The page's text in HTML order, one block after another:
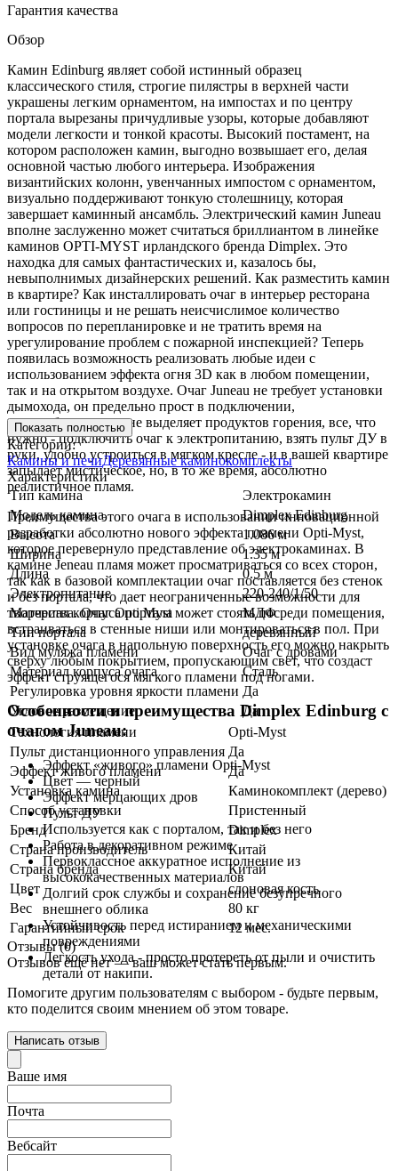
Гарантия качества
Обзор
Камин Edinburg являет собой истинный образец
классического стиля, строгие пилястры в верхней части
украшены легким орнаментом, на импостах и по центру
портала вырезаны причудливые узоры, которые добавляют
модели легкости и тонкой красоты. Высокий постамент, на
котором расположен камин, выгодно возвышает его, делая
основной частью любого интерьера. Изображения
византийских колонн, увенчанных импостом с орнаментом,
визуально поддерживают тонкую столешницу, которая
завершает каминный ансамбль. Электрический камин Juneau
вполне заслуженно может считаться бриллиантом в линейке
каминов OPTI-MYST ирландского бренда Dimplex. Это
находка для самых фантастических и, казалось бы,
невыполнимых дизайнерских решений. Как разместить камин
в квартире? Как инсталлировать очаг в интерьер ресторана
или гостиницы и не решать неисчислимое количество
вопросов по перепланировке и не тратить время на
урегулирование проблем с пожарной инспекцией? Теперь
появилась возможность реализовать любые идеи с
использованием эффекта огня 3D как в любом помещении,
так и на открытом воздухе. Очаг Juneau не требует установки
дымохода, он предельно прост в подключении,
пожаробезопасен и не выделяет продуктов горения, все, что
нужно - подключить очаг к электропитанию, взять пульт ДУ в
руки, удобно устроиться в мягком кресле - и в вашей квартире
запылает мистическое, но, в то же время, абсолютно
реалистичное пламя.
Преимущества этого очага в использовании инновационной
разработки абсолютно нового эффекта пламени Opti-Myst,
которое перевернуло представление об электрокаминах. В
камине Jeneau пламя может просматриваться со всех сторон,
так как в базовой комплектации очаг поставляется без стенок
и без портала, что дает неограниченные возможности для
творчества. Очаг Opti Myst может стоять посреди помещения,
встраиваться в стенные ниши или монтироваться в пол. При
установке очага в напольную поверхность его можно накрыть
сверху любым покрытием, пропускающим свет, что создаст
эффект струящегося мягкого пламени под ногами.
Особенности и преимущества Dimplex Edinburg с
очагом Juneau:
Эффект «живого» пламени Opti-Myst
Цвет — черный
Эффект мерцающих дров
Пульт ДУ
Используется как с порталом, так и без него
Работа в декоративном режиме
Первоклассное аккуратное исполнение из
высококачественных материалов
Долгий срок службы и сохранение безупречного
внешнего облика
Устойчивость перед истиранием и механическими
повреждениями
Легкость ухода - просто протереть от пыли и очистить
детали от накипи.
Показать полностью
Категории:
Камины и печиДеревянные каминокомплекты
Характеристики
Тип камина
Электрокамин
Модель камина
Dimplex Edinburg
Высота
1.086 м
Ширина
1.35 м
Длина
0.5 м
Электропитание
220-240/1/50
Материал корпуса портала
МДФ
Тип портала
деревянный
Вид муляжа пламени
Очаг с дровами
Материал корпуса очага
Сталь
Регулировка уровня яркости пламени Да
Угловое размещение
Да
Технология пламени
Opti-Myst
Пульт дистанционного управления Да
Эффект живого пламени
Да
Установка камина
Каминокомплект (дерево)
Способ установки
Пристенный
Бренд
Dimplex
Страна производитель
Китай
Страна бренда
Китай
Цвет
слоновая кость
Вес
80 кг
Гарантийный срок
12 мес.
Отзывы (0)
Отзывов ещё нет — ваш может стать первым.
Помогите другим пользователям с выбором - будьте первым,
кто поделится своим мнением об этом товаре.
Написать отзыв
Ваше имя
Почта
Вебсайт